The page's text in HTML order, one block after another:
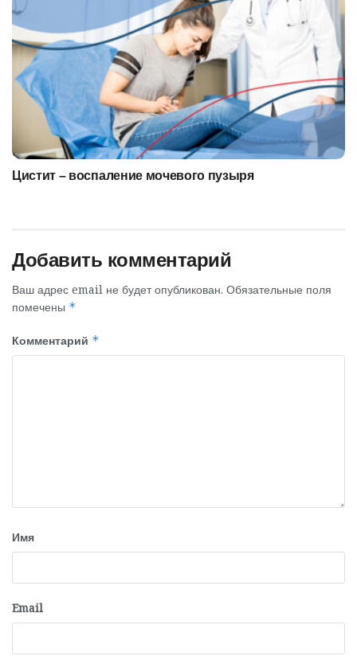
Цистит – воспаление мочевого пузыря
Добавить комментарий
Ваш адрес email не будет опубликован. Обязательные поля
помечены *
Комментарий *
Имя
Email